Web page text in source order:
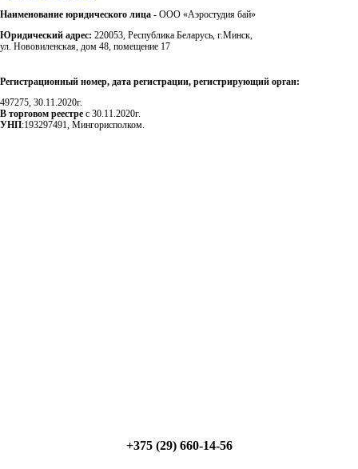
Наименование юридического лица - ООО «Аэростудия бай»
Юридический адрес: 220053, Республика Беларусь, г.Минск,
ул. Нововиленская, дом 48, помещение 17
Регистрационный номер, дата регистрации, регистрирующий орган:
497275, 30.11.2020г.
В торговом реестре с 30.11.2020г.
УНП:193297491, Мингорисполком.
+375 (29) 660-14-56